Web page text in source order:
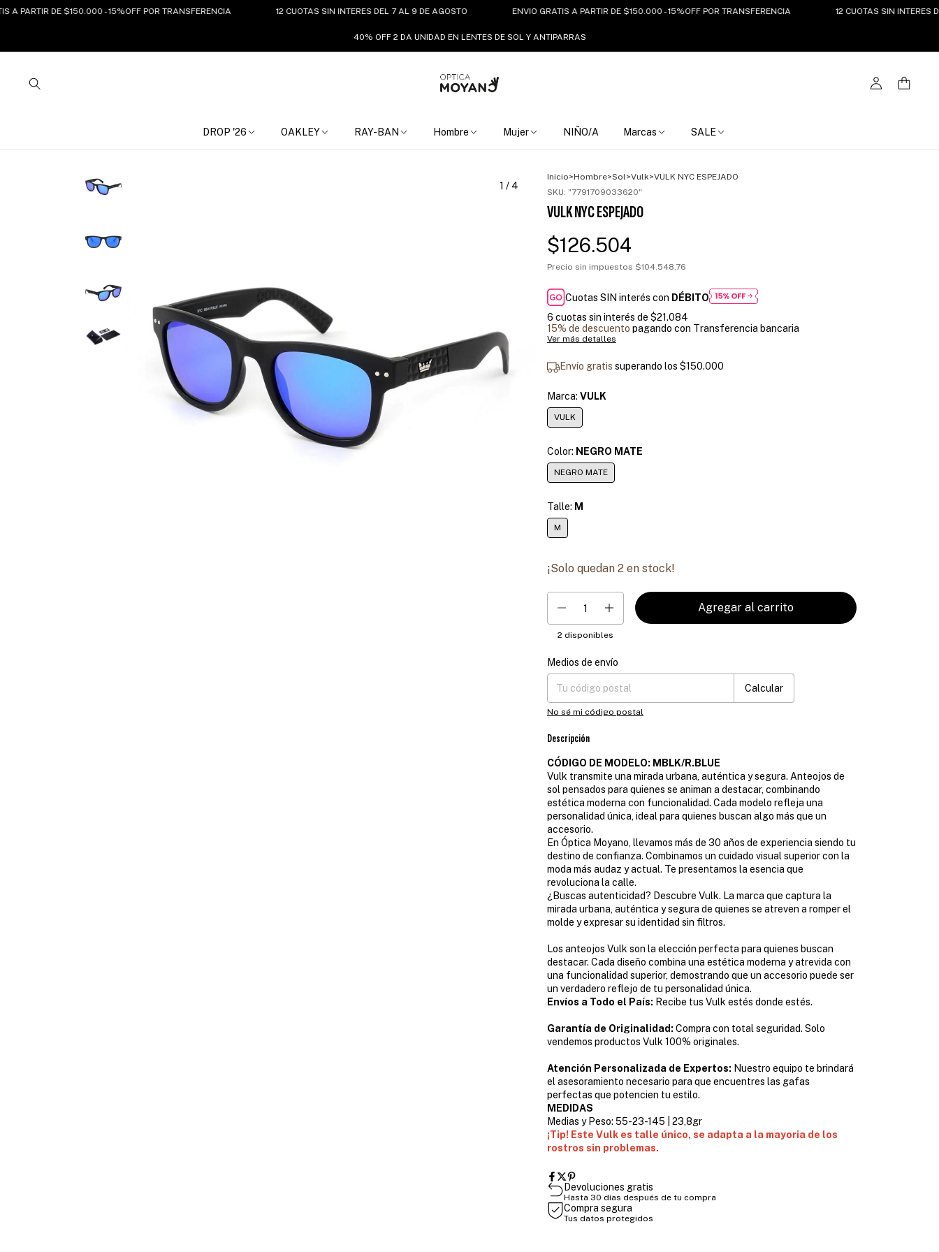
DE $150.000 - 15%OFF POR TRANSFERENCIA 12 CUOTAS SIN INTERES DEL 7 AL 9 DE AGOSTO ENVIO GRATIS A PARTIR DE $150.000 - 15%OFF POR TRANSFERENCIA 12 CUOTAS SIN INTERES DEL 7
40% OFF 2 DA UNIDAD EN LENTES DE SOL Y ANTIPARRAS
DROP '26 OAKLEY RAY-BAN Hombre Mujer NIÑO/A Marcas SALE
1 / 4
Inicio>Hombre>Sol>Vulk>VULK NYC ESPEJADO
SKU: "7791709033620"
VULK NYC ESPEJADO
$126.504
Precio sin impuestos $104.548,76
Cuotas SIN interés con DÉBITO
6 cuotas sin interés de $21.084
15% de descuento pagando con Transferencia bancaria
Ver más detalles
Envío gratis superando los$150.000
Marca: VULK
VULK
Color: NEGRO MATE
NEGRO MATE
Talle: M
M
¡Solo quedan 2en stock!
2 disponibles
Entregas para el CP:
Medios de envío
Calcular
No sé mi código postal
Descripción
CÓDIGO DE MODELO: MBLK/R.BLUE
Vulk transmite una mirada urbana, auténtica y segura. Anteojos de
sol pensados para quienes se animan a destacar, combinando
estética moderna con funcionalidad. Cada modelo refleja una
personalidad única, ideal para quienes buscan algo más que un
accesorio.
En Óptica Moyano, llevamos más de 30 años de experiencia siendo tu
destino de confianza. Combinamos un cuidado visual superior con la
moda más audaz y actual. Te presentamos la esencia que
revoluciona la calle.
¿Buscas autenticidad? Descubre Vulk. La marca que captura la
mirada urbana, auténtica y segura de quienes se atreven a romper el
molde y expresar su identidad sin filtros.
Los anteojos Vulk son la elección perfecta para quienes buscan
destacar. Cada diseño combina una estética moderna y atrevida con
una funcionalidad superior, demostrando que un accesorio puede ser
un verdadero reflejo de tu personalidad única.
Envíos a Todo el País: Recibe tus Vulk estés donde estés.
Garantía de Originalidad: Compra con total seguridad. Solo
vendemos productos Vulk 100% originales.
Atención Personalizada de Expertos: Nuestro equipo te brindará
el asesoramiento necesario para que encuentres las gafas
perfectas que potencien tu estilo.
MEDIDAS
Medias y Peso: 55-23-145 | 23,8gr
¡Tip! Este Vulk es talle único, se adapta a la mayoria de los
rostros sin problemas.
Devoluciones gratis
Hasta 30 días después de tu compra
Compra segura
Tus datos protegidos